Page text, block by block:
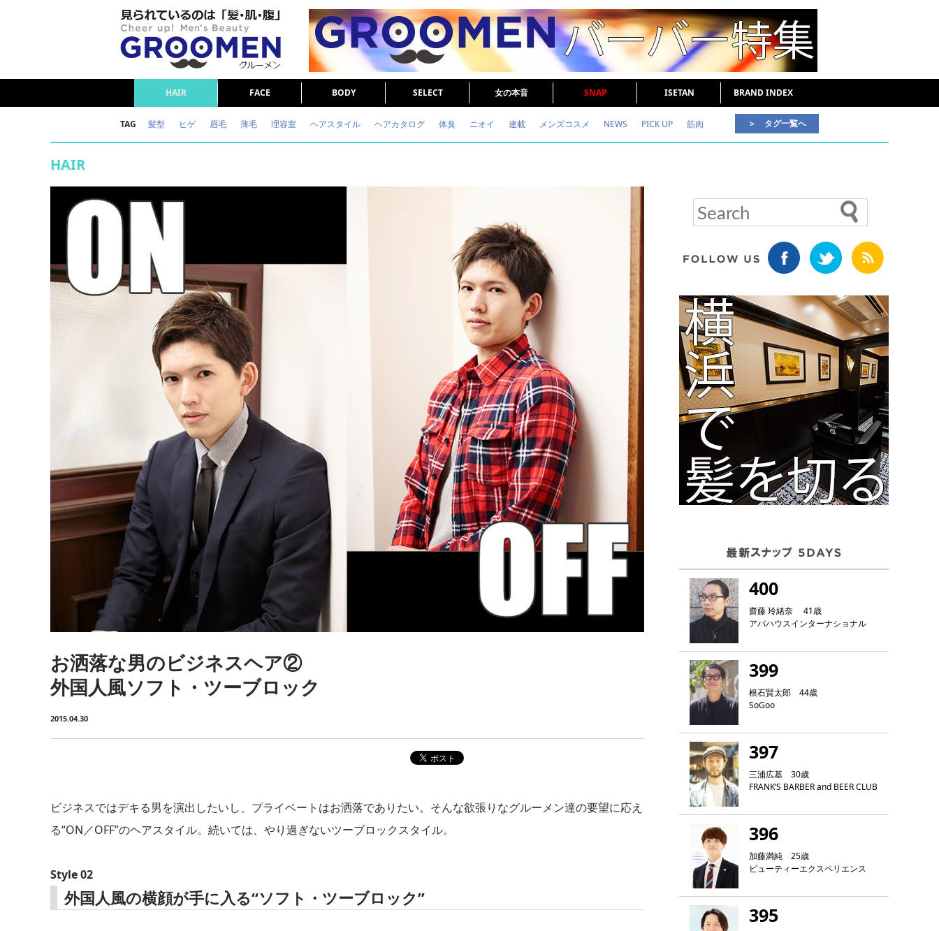
HAIR FACE BODY SELECT 女の本音 SNAP ISETAN BRAND INDEX
TAG 髪型 ヒゲ 眉毛 薄毛 理容室 ヘアスタイル ヘアカタログ 体臭 ニオイ 連載 メンズコスメ NEWS PICK UP 筋肉 ＞ タグ一覧へ
HAIR
お洒落な男のビジネスヘア②
外国人風ソフト・ツーブロック
2015.04.30
ビジネスではデキる男を演出したいし、プライベートはお洒落でありたい。そんな欲張りなグルーメン達の要望に応え
る“ON／OFF”のヘアスタイル。続いては、やり過ぎないツーブロックスタイル。
Style 02
外国人風の横顔が手に入る“ソフト・ツーブロック”
400
齋藤 玲緒奈 41歳
アバハウスインターナショナル
399
根石賢太郎 44歳
SoGoo
397
三浦広基 30歳
FRANK‘S BARBER and BEER CLUB
396
加藤満純 25歳
ビューティーエクスペリエンス
395